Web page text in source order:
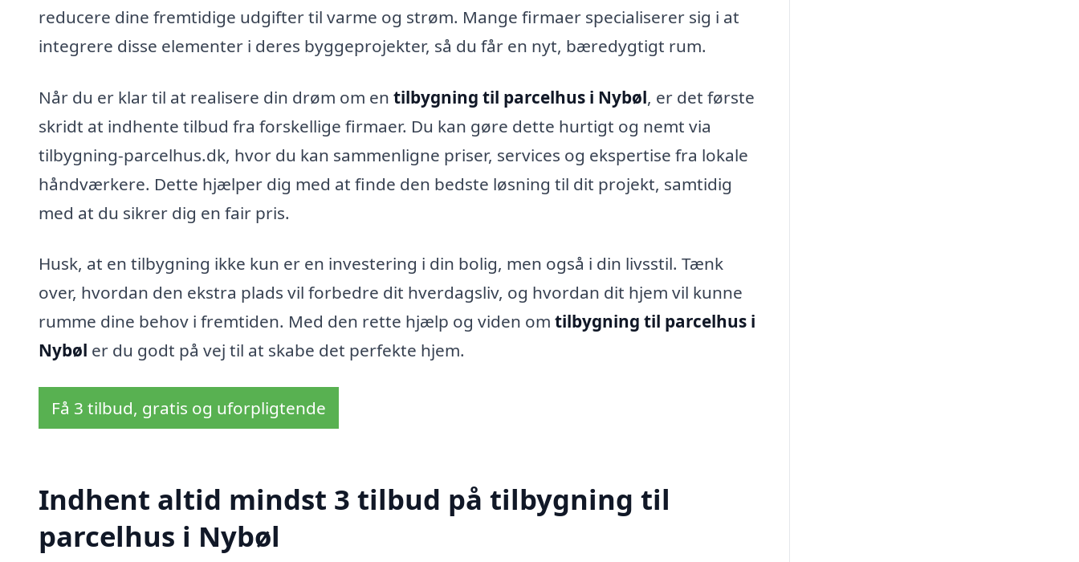
reducere dine fremtidige udgifter til varme og strøm. Mange firmaer specialiserer sig i at
integrere disse elementer i deres byggeprojekter, så du får en nyt, bæredygtigt rum.
Når du er klar til at realisere din drøm om en tilbygning til parcelhus i Nybøl, er det første
skridt at indhente tilbud fra forskellige firmaer. Du kan gøre dette hurtigt og nemt via
tilbygning-parcelhus.dk, hvor du kan sammenligne priser, services og ekspertise fra lokale
håndværkere. Dette hjælper dig med at finde den bedste løsning til dit projekt, samtidig
med at du sikrer dig en fair pris.
Husk, at en tilbygning ikke kun er en investering i din bolig, men også i din livsstil. Tænk
over, hvordan den ekstra plads vil forbedre dit hverdagsliv, og hvordan dit hjem vil kunne
rumme dine behov i fremtiden. Med den rette hjælp og viden om tilbygning til parcelhus i
Nybøl er du godt på vej til at skabe det perfekte hjem.
Få 3 tilbud, gratis og uforpligtende
Indhent altid mindst 3 tilbud på tilbygning til
parcelhus i Nybøl